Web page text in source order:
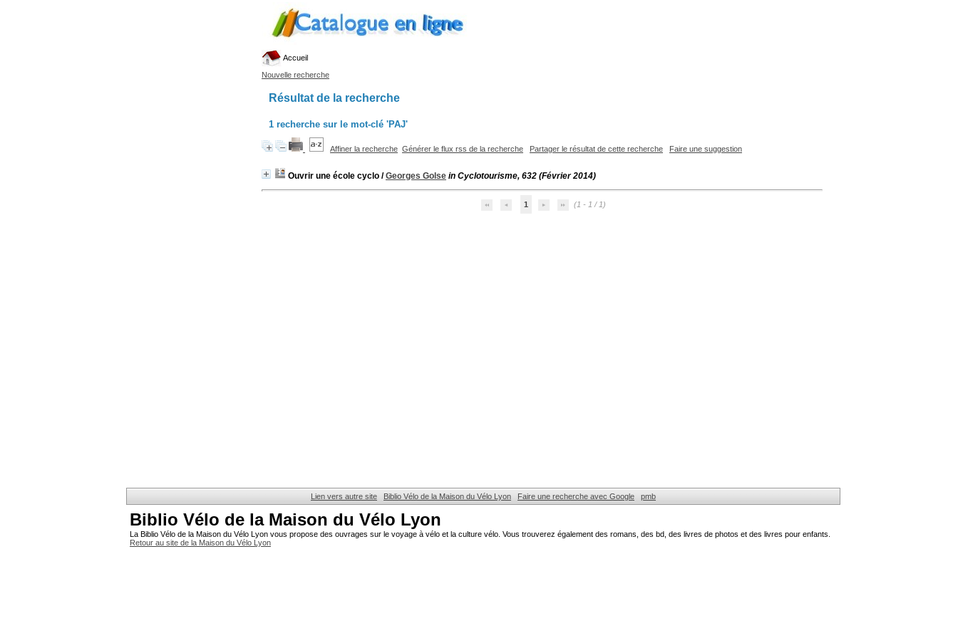
Accueil
Nouvelle recherche
Résultat de la recherche
1 recherche sur le mot-clé 'PAJ'
Affiner la recherche Générer le flux rss de la recherche Partager le résultat de cette recherche Faire une suggestion
Ouvrir une école cyclo /Georges Golse in Cyclotourisme, 632 (Février 2014)
1 (1 - 1 / 1)
Lien vers autre site Biblio Vélo de la Maison du Vélo Lyon Faire une recherche avec Google pmb
Biblio Vélo de la Maison du Vélo Lyon
La Biblio Vélo de la Maison du Vélo Lyon vous propose des ouvrages sur le voyage à vélo et la culture vélo. Vous trouverez également des romans, des bd, des livres de photos et des livres pour enfants.
Retour au site de la Maison du Vélo Lyon